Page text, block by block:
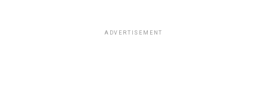
ADVERTISEMENT